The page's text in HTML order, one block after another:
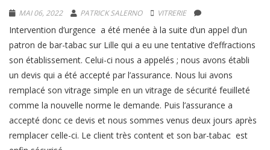
MAI 06, 2022 PATRICK SALERNO VITRERIE
Intervention d’urgence a été menée à la suite d’un appel d’un
patron de bar-tabac sur Lille qui a eu une tentative d’effractions
son établissement. Celui-ci nous a appelés ; nous avons établi
un devis qui a été accepté par l’assurance. Nous lui avons
remplacé son vitrage simple en un vitrage de sécurité feuilleté
comme la nouvelle norme le demande. Puis l’assurance a
accepté donc ce devis et nous sommes venus deux jours après
remplacer celle-ci. Le client très content et son bar-tabac est